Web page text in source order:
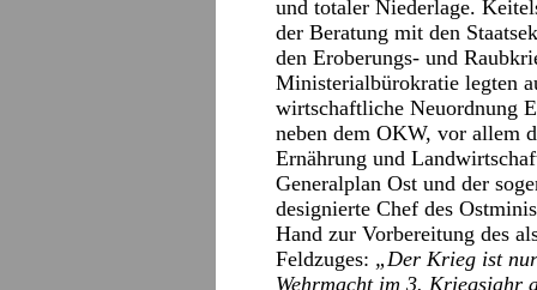
und totaler Niederlage.
der Beratung mit den
den Eroberungs- und
Ministerialbürokratie legten
wirtschaftliche Neuordnung
neben dem OKW, vor allem
Ernährung und
Generalplan Ost und der
designierte Chef des
Hand zur Vorbereitung des
Feldzuges: „Der Krieg ist
Wehrmacht im 3.